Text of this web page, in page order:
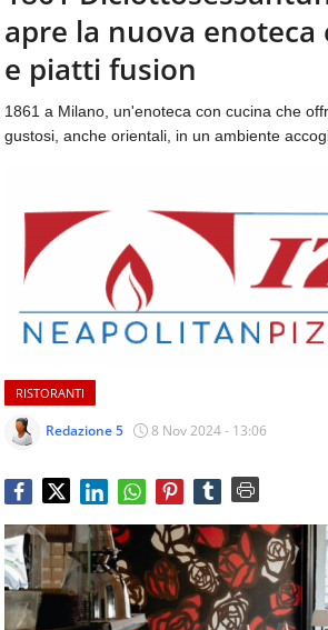
aggiornamenti
quotidiani
temi
come
ospitalità,
beverage,
catering
e
quotidiani
sul
dell'alimentazione,
dei
consumi
del
Food
Service
e
tutte
le
novità
CONTATTI
apre la nuova enoteca
e piatti fusion
1861 a Milano, un'enoteca con cucina che
gustosi, anche orientali, in un ambiente
RISTORANTI
Redazione 5 8 Nov 2024 - 13:06